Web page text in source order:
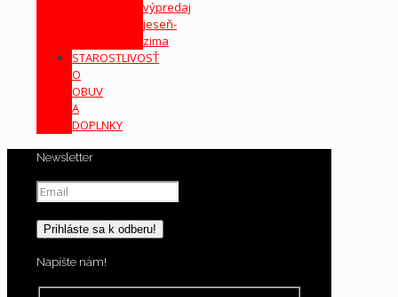
výpredaj
jeseň-
zima
STAROSTLIVOSŤ
O
OBUV
A
DOPLNKY
Newsletter
Napíšte nám!